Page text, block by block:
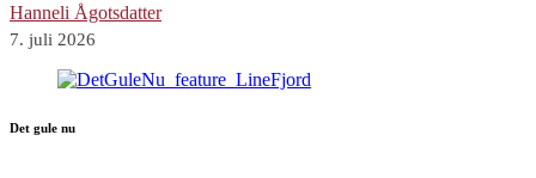
Hanneli Ågotsdatter
7. juli 2026
Det gule nu